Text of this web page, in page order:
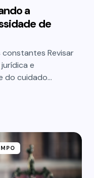
a
de
constantes Revisar
e
do cuidado…